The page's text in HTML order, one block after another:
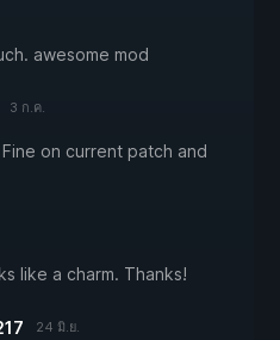
awesome mod
3 ก.ค.
on current patch and
like a charm. Thanks!
24 มิ.ย.